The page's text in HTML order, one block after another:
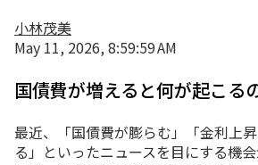
小林茂美
May 11, 2026, 8:59:59 AM
国債費が増えると何が起こる
最近、「国債費が膨らむ」「金利上
る」といったニュースを目にする機会